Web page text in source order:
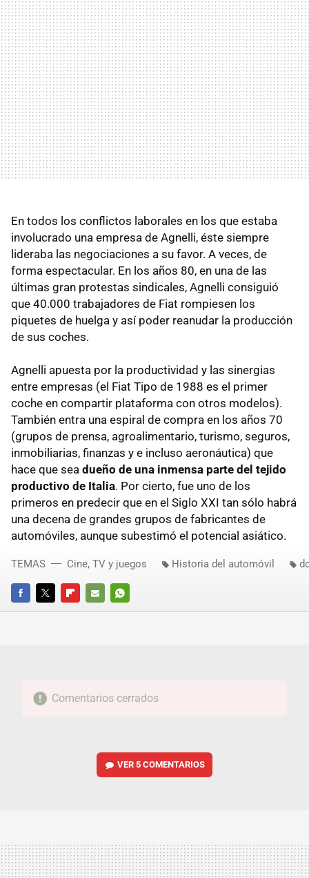
En todos los conflictos laborales en los que estaba
involucrado una empresa de Agnelli, éste siempre
lideraba las negociaciones a su favor. A veces, de
forma espectacular. En los años 80, en una de las
últimas gran protestas sindicales, Agnelli consiguió
que 40.000 trabajadores de Fiat rompiesen los
piquetes de huelga y así poder reanudar la producción
de sus coches.
Agnelli apuesta por la productividad y las sinergias
entre empresas (el Fiat Tipo de 1988 es el primer
coche en compartir plataforma con otros modelos).
También entra una espiral de compra en los años 70
(grupos de prensa, agroalimentario, turismo, seguros,
inmobiliarias, finanzas y e incluso aeronáutica) que
hace que sea dueño de una inmensa parte del tejido
productivo de Italia. Por cierto, fue uno de los
primeros en predecir que en el Siglo XXI tan sólo habrá
una decena de grandes grupos de fabricantes de
automóviles, aunque subestimó el potencial asiático.
FACEBOOKTWITTERFLIPBOARD
E-
WHATSAPP
TEMAS Cine, TV y juegos Historia del automóvil
Comentarios cerrados
VER5 COMENTARIOS